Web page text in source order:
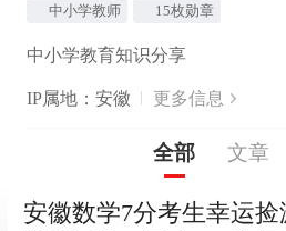
中小学教师 15枚勋章
中小学教育知识分享
IP属地：安徽 更多信息
全部 文章
安徽数学7分考生幸运